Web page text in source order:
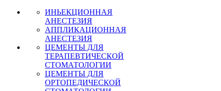
ИНЬЕКЦИОННАЯ
АНЕСТЕЗИЯ
АППЛИКАЦИОННАЯ
АНЕСТЕЗИЯ
ЦЕМЕНТЫ ДЛЯ
ТЕРАПЕВТИЧЕСКОЙ
СТОМАТОЛОГИИ
ЦЕМЕНТЫ ДЛЯ
ОРТОПЕДИЧЕСКОЙ